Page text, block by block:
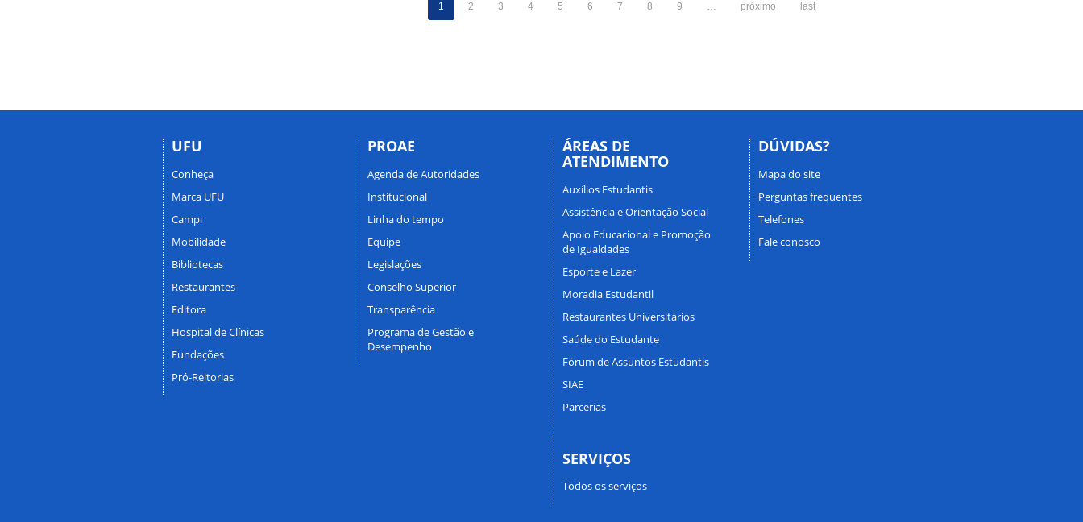
1 2 3 4 5 6 7 8 9 … próximo last
UFU
Conheça
Marca UFU
Campi
Mobilidade
Bibliotecas
Restaurantes
Editora
Hospital de Clínicas
Fundações
Pró-Reitorias
PROAE
Agenda de Autoridades
Institucional
Linha do tempo
Equipe
Legislações
Conselho Superior
Transparência
Programa de Gestão e
Desempenho
ÁREAS DE
ATENDIMENTO
Auxílios Estudantis
Assistência e Orientação Social
Apoio Educacional e Promoção
de Igualdades
Esporte e Lazer
Moradia Estudantil
Restaurantes Universitários
Saúde do Estudante
Fórum de Assuntos Estudantis
SIAE
Parcerias
SERVIÇOS
Todos os serviços
DÚVIDAS?
Mapa do site
Perguntas frequentes
Telefones
Fale conosco